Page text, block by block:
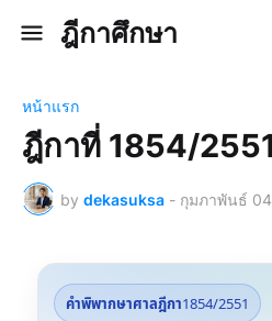
ฎีกาศึกษา
หน้าแรก
ฎีกาที่ 1854/2551
by dekasuksa - กุมภาพันธ์
คำพิพากษาศาลฎีกา1854/2551